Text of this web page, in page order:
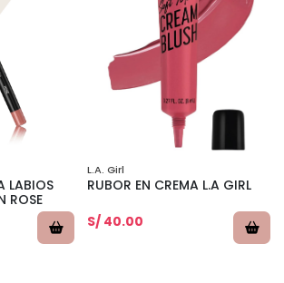
LABIOS
ROSE
L.A. Girl
RUBOR EN CREMA L.A GIRL
S/ 40.00